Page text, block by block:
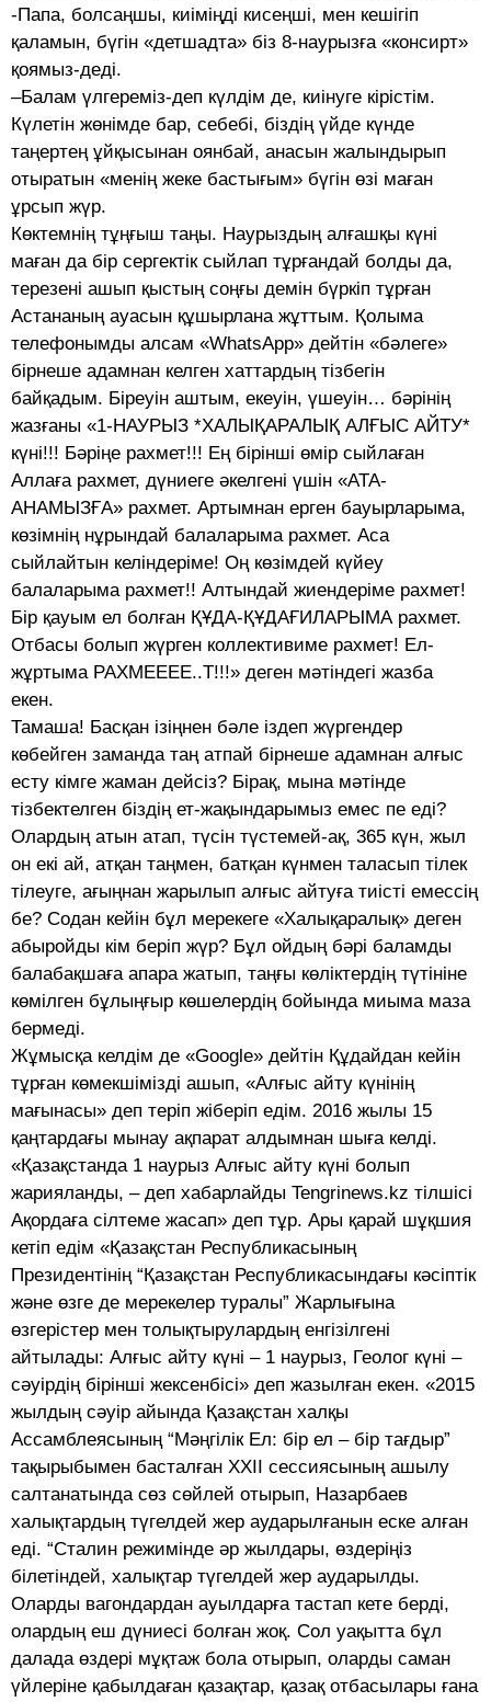
-Папа, болсаңшы, киіміңді кисеңші, мен кешігіп
қаламын, бүгін «детшадта» біз 8-наурызға «консирт»
қоямыз-деді.
–Балам үлгереміз-деп күлдім де, киінуге кірістім.
Күлетін жөнімде бар, себебі, біздің үйде күнде
таңертең ұйқысынан оянбай, анасын жалындырып
отыратын «менің жеке бастығым» бүгін өзі маған
ұрсып жүр.
Көктемнің тұңғыш таңы. Наурыздың алғашқы күні
маған да бір сергектік сыйлап тұрғандай болды да,
терезені ашып қыстың соңғы демін бүркіп тұрған
Астананың ауасын құшырлана жұттым. Қолыма
телефонымды алсам «WhatsApp» дейтін «бәлеге»
бірнеше адамнан келген хаттардың тізбегін
байқадым. Біреуін аштым, екеуін, үшеуін… бәрінің
жазғаны «1-НАУРЫЗ *ХАЛЫҚАРАЛЫҚ АЛҒЫС АЙТУ*
күні!!! Бәріңе рахмет!!! Ең бірінші өмір сыйлаған
Аллаға рахмет, дүниеге әкелгені үшін «АТА-
АНАМЫЗҒА» рахмет. Артымнан ерген бауырларыма,
көзімнің нұрындай балаларыма рахмет. Аса
сыйлайтын келіндеріме! Оң көзімдей күйеу
балаларыма рахмет!! Алтындай жиендеріме рахмет!
Бір қауым ел болған ҚҰДА-ҚҰДАҒИЛАРЫМА рахмет.
Отбасы болып жүрген коллективиме рахмет! Ел-
жұртыма РАХМЕЕЕЕ..Т!!!» деген мәтіндегі жазба
екен.
Тамаша! Басқан ізіңнен бәле іздеп жүргендер
көбейген заманда таң атпай бірнеше адамнан алғыс
есту кімге жаман дейсіз? Бірақ, мына мәтінде
тізбектелген біздің ет-жақындарымыз емес пе еді?
Олардың атын атап, түсін түстемей-ақ, 365 күн, жыл
он екі ай, атқан таңмен, батқан күнмен таласып тілек
тілеуге, ағыңнан жарылып алғыс айтуға тиісті емессің
бе? Содан кейін бұл мерекеге «Халықаралық» деген
абыройды кім беріп жүр? Бұл ойдың бәрі баламды
балабақшаға апара жатып, таңғы көліктердің түтініне
көмілген бұлыңғыр көшелердің бойында миыма маза
бермеді.
Жұмысқа келдім де «Google» дейтін Құдайдан кейін
тұрған көмекшімізді ашып, «Алғыс айту күнінің
мағынасы» деп теріп жіберіп едім. 2016 жылы 15
қаңтардағы мынау ақпарат алдымнан шыға келді.
«Қазақстанда 1 наурыз Алғыс айту күні болып
жарияланды, – деп хабарлайды Tengrinews.kz тілшісі
Ақордаға сілтеме жасап» деп тұр. Ары қарай шұқшия
кетіп едім «Қазақстан Республикасының
Президентінің “Қазақстан Республикасындағы кәсiптiк
және өзге де мерекелер туралы” Жарлығына
өзгерістер мен толықтырулардың енгізілгені
айтылады: Алғыс айту күні – 1 наурыз, Геолог күні –
сәуірдің бірінші жексенбісі» деп жазылған екен. «2015
жылдың сәуір айында Қазақстан халқы
Ассамблеясының “Мәңгілік Ел: бір ел – бір тағдыр”
тақырыбымен басталған ХХІІ сессиясының ашылу
салтанатында сөз сөйлей отырып, Назарбаев
халықтардың түгелдей жер аударылғанын еске алған
еді. “Сталин режимінде әр жылдары, өздеріңіз
білетіндей, халықтар түгелдей жер аударылды.
Оларды вагондардан ауылдарға тастап кете берді,
олардың еш дүниесі болған жоқ. Сол уақытта бұл
далада өздері мұқтаж бола отырып, оларды саман
үйлеріне қабылдаған қазақтар, қазақ отбасылары ғана